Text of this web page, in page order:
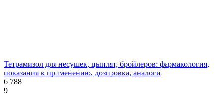
Тетрамизол для несушек, цыплят, бройлеров: фармакология,
показания к применению, дозировка, аналоги
6 788
9